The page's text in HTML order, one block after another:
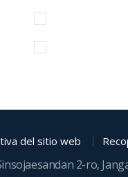
del sitio web
2-ro,